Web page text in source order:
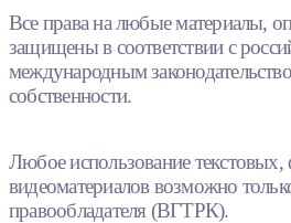
Все права на любые материалы,
защищены в соответствии с
международным
собственности.
Любое использование текстовых,
видеоматериалов возможно
правообладателя (ВГТРК).